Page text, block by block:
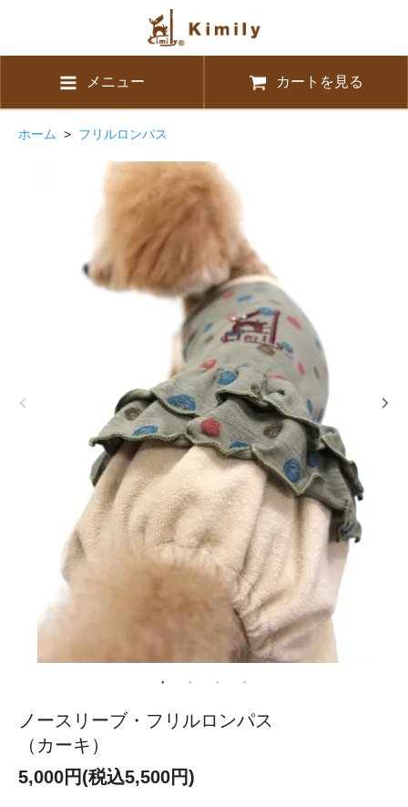
メニュー カートを見る
ホーム > フリルロンパス
ノースリーブ・フリルロンパス
（カーキ）
5,000円(税込5,500円)